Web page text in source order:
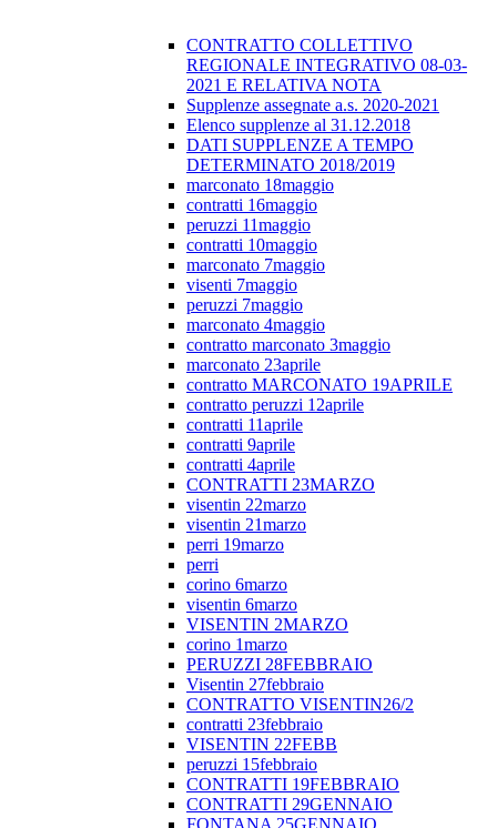
CONTRATTO COLLETTIVO
REGIONALE INTEGRATIVO 08-03-
2021 E RELATIVA NOTA
Supplenze assegnate a.s. 2020-2021
Elenco supplenze al 31.12.2018
DATI SUPPLENZE A TEMPO
DETERMINATO 2018/2019
marconato 18maggio
contratti 16maggio
peruzzi 11maggio
contratti 10maggio
marconato 7maggio
visenti 7maggio
peruzzi 7maggio
marconato 4maggio
contratto marconato 3maggio
marconato 23aprile
contratto MARCONATO 19APRILE
contratto peruzzi 12aprile
contratti 11aprile
contratti 9aprile
contratti 4aprile
CONTRATTI 23MARZO
visentin 22marzo
visentin 21marzo
perri 19marzo
perri
corino 6marzo
visentin 6marzo
VISENTIN 2MARZO
corino 1marzo
PERUZZI 28FEBBRAIO
Visentin 27febbraio
CONTRATTO VISENTIN26/2
contratti 23febbraio
VISENTIN 22FEBB
peruzzi 15febbraio
CONTRATTI 19FEBBRAIO
CONTRATTI 29GENNAIO